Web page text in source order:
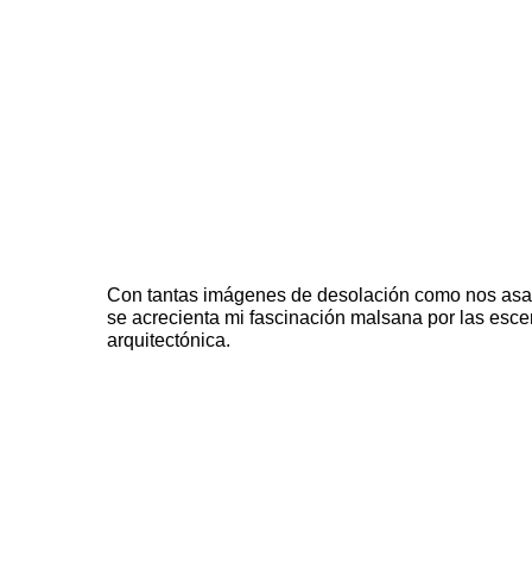
Con tantas imágenes de desolación como nos
se acrecienta mi fascinación malsana por las
arquitectónica.